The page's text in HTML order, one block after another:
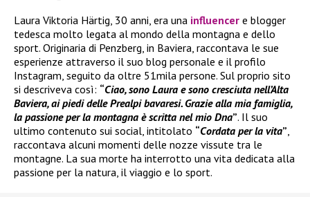
Laura Viktoria Härtig, 30 anni, era una influencer e blogger
tedesca molto legata al mondo della montagna e dello
sport. Originaria di Penzberg, in Baviera, raccontava le sue
esperienze attraverso il suo blog personale e il profilo
Instagram, seguito da oltre 51mila persone. Sul proprio sito
si descriveva così: “Ciao, sono Laura e sono cresciuta nell’Alta
Baviera, ai piedi delle Prealpi bavaresi. Grazie alla mia famiglia,
la passione per la montagna è scritta nel mio Dna”. Il suo
ultimo contenuto sui social, intitolato “Cordata per la vita”
raccontava alcuni momenti delle nozze vissute tra le
montagne. La sua morte ha interrotto una vita dedicata alla
passione per la natura, il viaggio e lo sport.